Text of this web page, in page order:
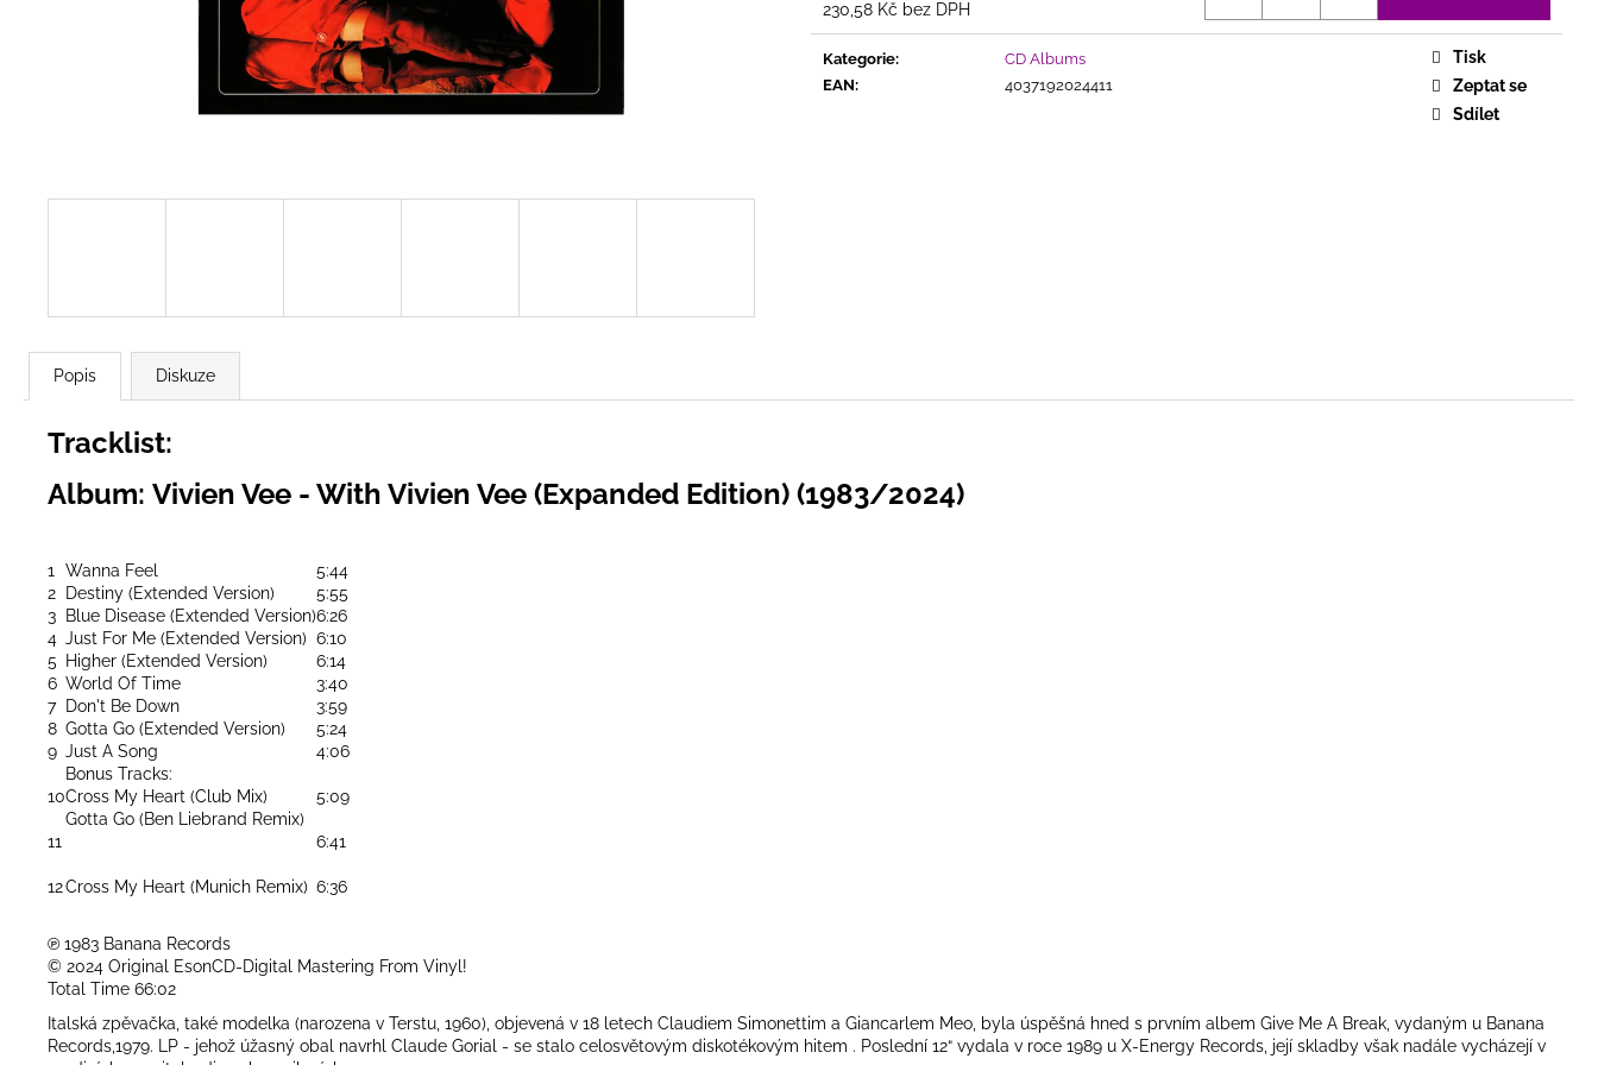
230,58 Kč bez DPH
Měrná
cena:
Kategorie:
CD Albums
EAN: 4037192024411
Tisk
Zeptat se
Sdílet
Popis Diskuze
Tracklist:
Album: Vivien Vee - With Vivien Vee (Expanded Edition) (1983/2024)
1 Wanna Feel
5:44
2
Destiny (Extended Version)
5:55
3
Blue Disease (Extended Version)6:26
4 Just For Me (Extended Version) 6:10
5
Higher (Extended Version)
6:14
6 World Of Time
3:40
7
Don't Be Down
3:59
8 Gotta Go (Extended Version)
5:24
9 Just A Song
4:06
Bonus Tracks:
10Cross My Heart (Club Mix) 5:09
11
Gotta Go (Ben Liebrand Remix)
6:41
12Cross My Heart (Munich Remix) 6:36
℗ 1983 Banana Records
© 2024 Original EsonCD-Digital Mastering From Vinyl!
Total Time 66:02
Italská zpěvačka, také modelka (narozena v Terstu, 1960), objevená v 18 letech Claudiem Simonettim a Giancarlem Meo, byla úspěšná hned s prvním albem Give Me A Break, vydaným u Banana
Records,1979. LP - jehož úžasný obal navrhl Claude Gorial - se stalo celosvětovým diskotékovým hitem . Poslední 12“ vydala v roce 1989 u X-Energy Records, její skladby však nadále vycházejí v
2 BROTHERS ON THE 4TH FLOOR -
DREAMS (THE 1ST ALBUM) (BONUS
THE BEST PROJECTS OF DIETER
BOHLEN
299 Kč
ARABESQUE - COMPLETE SINGLE